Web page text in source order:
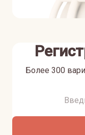
Более 300